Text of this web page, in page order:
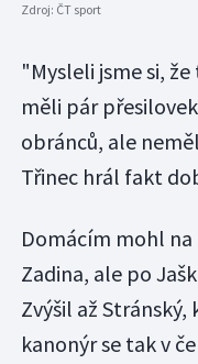
Zdroj: ČT sport
"Mysleli jsme si,
měli pár
obránců, ale
Třinec hrál fakt
Domácím mohl
Zadina, ale po
Zvýšil až
kanonýr se tak v